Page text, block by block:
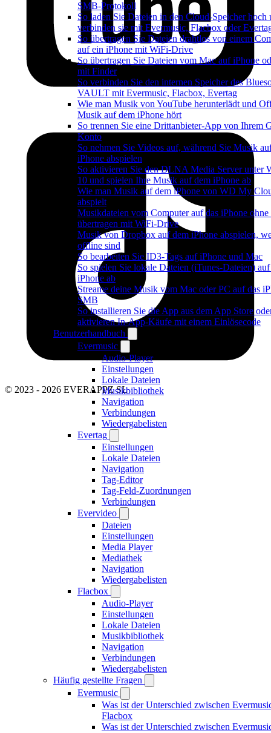
SMB-Protokoll
So laden Sie Dateien in den Cloud-Speicher hoch
verbinden sie mit Evermusic, Flacbox oder
So übertragen Sie Dateien drahtlos von einem
auf ein iPhone mit WiFi-Drive
So übertragen Sie Dateien vom Mac auf iPhone
mit Finder
So verbinden Sie den internen Speicher des
VAULT mit Evermusic, Flacbox, Evertag
Wie man Musik von YouTube herunterlädt und
Musik auf dem iPhone hört
So trennen Sie eine Drittanbieter-App von Ihrem
Konto
So nehmen Sie Videos auf, während Sie Musik
iPhone abspielen
So aktivieren Sie den DLNA Media Server unter
10 und spielen Ihre Musik auf dem iPhone ab
Wie man Musik auf dem iPhone von WD My
abspielt
Musikdateien vom Computer auf das iPhone ohne
übertragen mit WiFi-Drive
Musik von Dropbox auf dem iPhone abspielen,
offline sind
So bearbeiten Sie ID3-Tags auf iPhone und Mac
So spielen Sie lokale Dateien (iTunes-Dateien)
iPhone ab
Streame deine Musik vom Mac oder PC auf das
SMB
So installieren Sie die App aus dem App Store
aktivieren In-App-Käufe mit einem Einlösecode
Benutzerhandbuch
Evermusic
Audio-Player
Einstellungen
Lokale Dateien
Musikbibliothek
Navigation
Verbindungen
Wiedergabelisten
Evertag
Einstellungen
Lokale Dateien
Navigation
Tag-Editor
Tag-Feld-Zuordnungen
Verbindungen
Evervideo
Dateien
Einstellungen
Media Player
Mediathek
Navigation
Wiedergabelisten
Flacbox
Audio-Player
Einstellungen
Lokale Dateien
Musikbibliothek
Navigation
Verbindungen
Wiedergabelisten
Häufig gestellte Fragen
Evermusic
Was ist der Unterschied zwischen
Flacbox
Was ist der Unterschied zwischen
© 2023 - 2026 EVERAPPZ SL